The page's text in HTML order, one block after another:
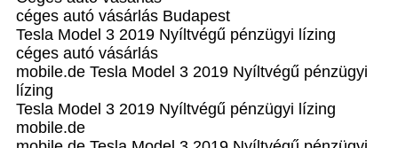
céges autó vásárlás Budapest
Tesla Model 3 2019 Nyíltvégű pénzügyi lízing
céges autó vásárlás
mobile.de Tesla Model 3 2019 Nyíltvégű pénzügyi
lízing
Tesla Model 3 2019 Nyíltvégű pénzügyi lízing
mobile.de